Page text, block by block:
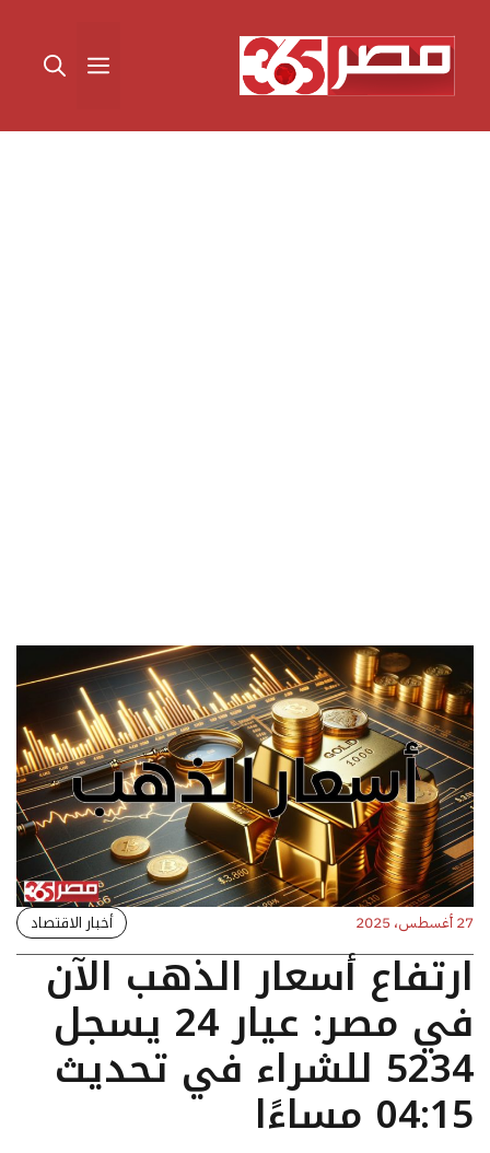
المحتوى القائمة
27 أغسطس، 2025 أخبار الاقتصاد
ارتفاع أسعار الذهب الآن
في مصر: عيار 24 يسجل
5234 للشراء في تحديث
04:15 مساءًا